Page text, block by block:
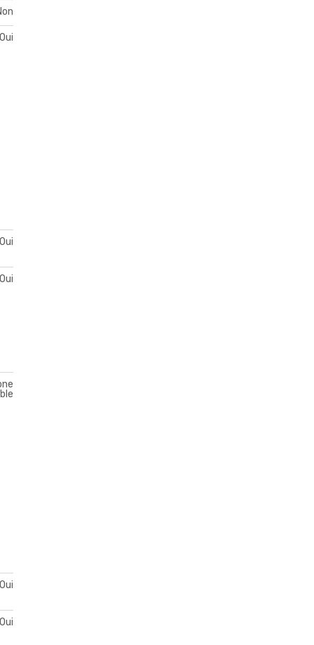
Oui
Oui
Oui
Oui
Oui